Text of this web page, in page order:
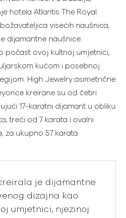
hotela Atlantis The Royal.
visećih naušnica,
dijamantne naušnice
počast ovoj kultnoj umjetnici,
kućom i posebnoj
High Jewelry asimetrične
kreirane su od četiri
17-karatni dijamant u obliku
treći od 7 karata i ovalni
za ukupno 57 karata.
je dijamantne
dizajna kao
umjetnici, njezinoj